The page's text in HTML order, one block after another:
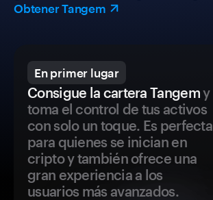
Obtener Tangem
En primer lugar
Consigue la cartera Tangemy
toma el control de tus activos
con solo un toque. Es perfecta
para quienes se inician en
cripto y también ofrece una
gran experiencia a los
usuarios más avanzados.